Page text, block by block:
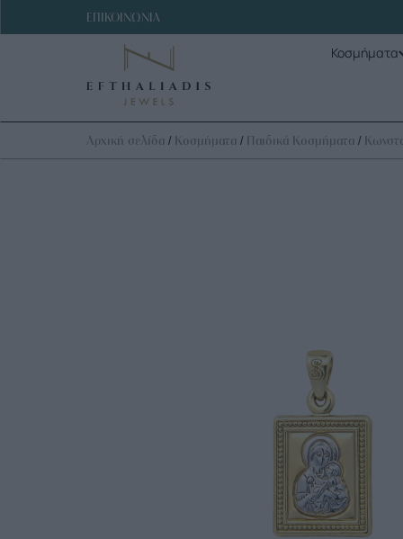
ΕΠΙΚΟΙΝΩΝΙΑ
Κοσμήματα
Αρχική σελίδα / Κοσμήματα / Παιδικά Κοσμήματα /